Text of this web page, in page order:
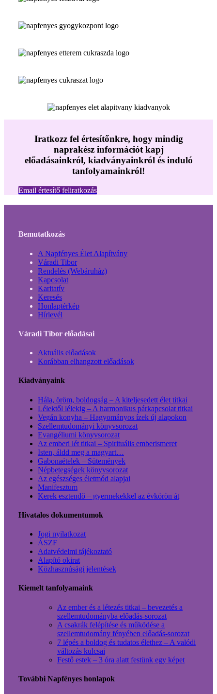
Iratkozz fel értesítőnkre, hogy mindig
naprakész információt kapj
előadásainkról, kiadványainkról és induló
tanfolyamainkról!
Email értesítő feliratkozás
Bemutatkozás
A Napfényes Élet Alapítvány
Váradi Tibor
Rendelés (Webáruház)
Kapcsolat
Karitatív
Keresés
Honlaptérkép
Hírlevél
Váradi Tibor előadásai
Aktuális előadások
Korábban elhangzott előadások
Kiadványaink
Hála, öröm, boldogság – A kiteljesedett élet titkai
Lélektől lélekig – A harmonikus párkapcsolat titkai
Vegán konyha – Hagyományos ízek új alapokon
Szellemtudományi könyvsorozat
Evangéliumi könyvsorozat
Az emberi lét titkai – Spirituális emberismeret
Isten, áldd meg a magyart…
Gabonaételek – Sütemények
Népbetegségek könyvsorozat
Az egészséges életmód alapjai
Manifesztum
Kerek esztendő – gyermekekkel az évkörön át
Hivatalos dokumentumok
Jogi nyilatkozat
ÁSZF
Adatvédelmi tájékoztató
Alapító okirat
Közhasznúsági jelentések
Kiemelt tanfolyamaink
Az ember és a létezés titkai – bevezetés a
szellemtudományba előadás-sorozat
A csakrák felépítése és működése a
szellemtudomány fényében előadás-sorozat
7 lépés a boldog és tudatos élethez – A valódi
változás kulcsai
Festő estek – 3 óra alatt festünk egy képet
További Napfényes honlapok